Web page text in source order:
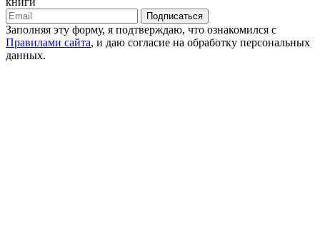
Подписаться
Заполняя эту форму, я подтверждаю, что ознакомился с
Правилами сайта, и даю согласие на обработку персональных
данных.